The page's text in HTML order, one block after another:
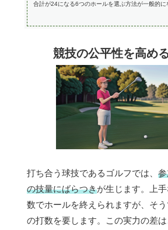
合計が24になる6つのホールを選ぶ方法が一般的に
競技の公平性を高め
打ち合う球技であるゴルフでは、
の技量にばらつきが生じます。上
数でホールを終えられますが、そう
の打数を要します。この実力の差